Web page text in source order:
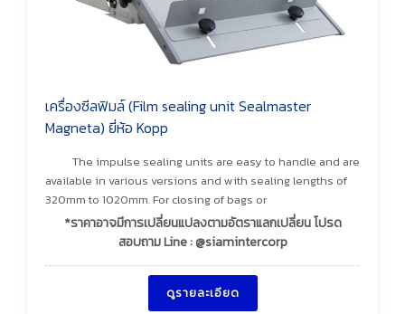
เครื่องซีลฟิมล์ (Film sealing unit Sealmaster
Magneta) ยี่ห้อ Kopp
The impulse sealing units are easy to handle and are
available in various versions and with sealing lengths of
320mm to 1020mm. For closing of bags or
*ราคาอาจมีการเปลี่ยนแปลงตามอัตราแลกเปลี่ยน โปรด
สอบถาม Line : @siamintercorp
ดูรายละเอียด